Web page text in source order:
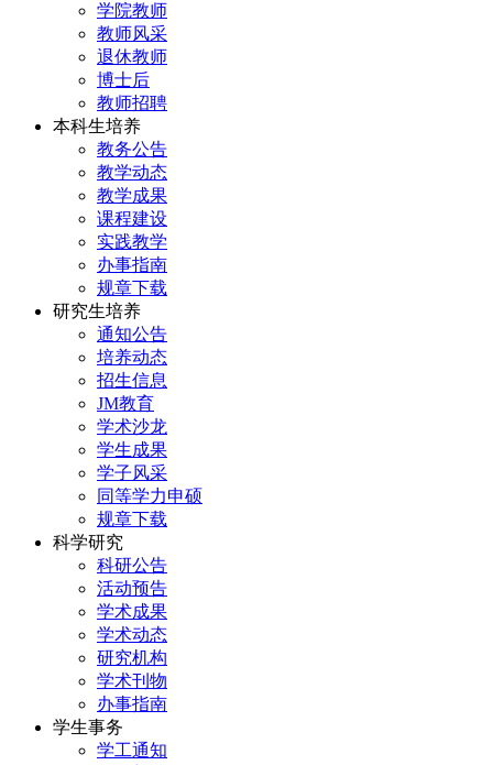
学院教师
教师风采
退休教师
博士后
教师招聘
本科生培养
教务公告
教学动态
教学成果
课程建设
实践教学
办事指南
规章下载
研究生培养
通知公告
培养动态
招生信息
JM教育
学术沙龙
学生成果
学子风采
同等学力申硕
规章下载
科学研究
科研公告
活动预告
学术成果
学术动态
研究机构
学术刊物
办事指南
学生事务
学工通知